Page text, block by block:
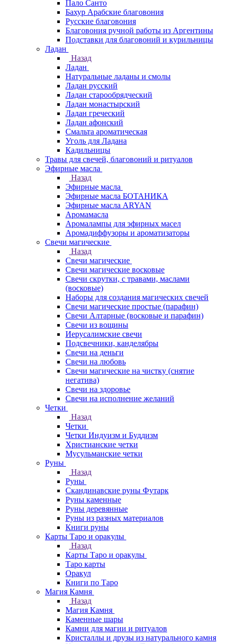
Пало Санто
Бахур Арабские благовония
Русские благовония
Благовония ручной работы из Аргентины
Подставки для благовоний и курильницы
Ладан
Назад
Ладан
Натуральные ладаны и смолы
Ладан русский
Ладан старообрядческий
Ладан монастырский
Ладан греческий
Ладан афонский
Смальта ароматическая
Уголь для Ладана
Кадильницы
Травы для свечей, благовоний и ритуалов
Эфирные масла
Назад
Эфирные масла
Эфирные масла БОТАНИКА
Эфирные масла ARYAN
Аромамасла
Аромалампы для эфирных масел
Аромадиффузоры и ароматизаторы
Свечи магические
Назад
Свечи магические
Свечи магические восковые
Свечи скрутки, с травами, маслами
(восковые)
Наборы для создания магических свечей
Свечи магические простые (парафин)
Свечи Алтарные (восковые и парафин)
Свечи из вощины
Иерусалимские свечи
Подсвечники, канделябры
Свечи на деньги
Свечи на любовь
Свечи магические на чистку (снятие
негатива)
Свечи на здоровье
Свечи на исполнение желаний
Четки
Назад
Четки
Четки Индуизм и Буддизм
Христианские четки
Мусульманские четки
Руны
Назад
Руны
Скандинавские руны Футарк
Руны каменные
Руны деревянные
Руны из разных материалов
Книги руны
Карты Таро и оракулы
Назад
Карты Таро и оракулы
Таро карты
Оракул
Книги по Таро
Магия Камня
Назад
Магия Камня
Каменные шары
Камни для магии и ритуалов
Кристаллы и друзы из натурального камня